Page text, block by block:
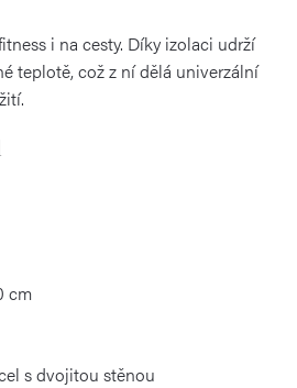
i na cesty. Díky izolaci udrží
teplotě, což z ní dělá univerzální
cm
s dvojitou stěnou